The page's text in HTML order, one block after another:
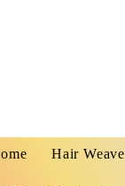
Hair Weave